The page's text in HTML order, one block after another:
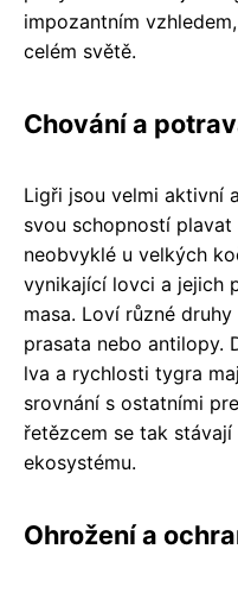
impozantním
celém světě.
Chování a
Ligři jsou velmi aktivní
svou schopností
neobvyklé u velkých
vynikající lovci a jejich
masa. Loví různé
prasata nebo antilopy.
lva a rychlosti tygra
srovnání s ostatními
řetězcem se tak
ekosystému.
Ohrožení a